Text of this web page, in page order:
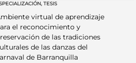
, TESIS
virtual de aprendizaje
el reconocimiento y
de las tradiciones
de las danzas del
de Barranquilla